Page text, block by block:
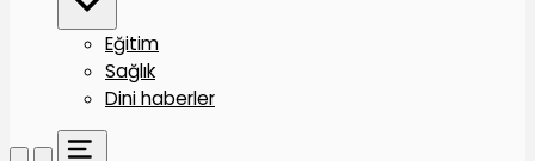
Eğitim
Sağlık
Dini haberler